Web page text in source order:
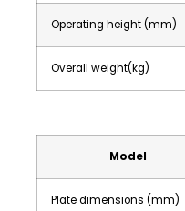
Operating height (mm)
Overall weight(kg)
Model
Plate dimensions (mm)